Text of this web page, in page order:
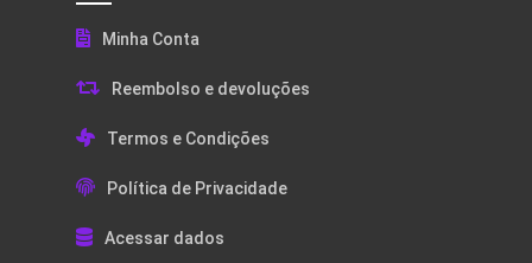
Minha Conta
Reembolso e devoluções
Termos e Condições
Política de Privacidade
Acessar dados